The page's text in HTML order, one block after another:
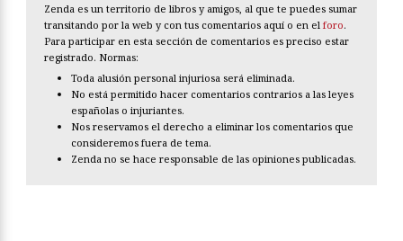
Zenda es un territorio de libros y amigos, al que te puedes sumar
transitando por la web y con tus comentarios aquí o en el foro.
Para participar en esta sección de comentarios es preciso estar
registrado. Normas:
Toda alusión personal injuriosa será eliminada.
No está permitido hacer comentarios contrarios a las leyes
españolas o injuriantes.
Nos reservamos el derecho a eliminar los comentarios que
consideremos fuera de tema.
Zenda no se hace responsable de las opiniones publicadas.